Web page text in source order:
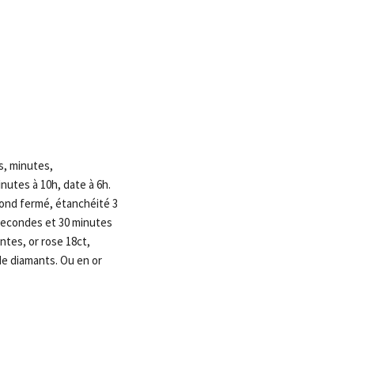
minutes,
à 10h, date à 6h.
fermé, étanchéité 3
et 30 minutes
or rose 18ct,
diamants. Ou en or